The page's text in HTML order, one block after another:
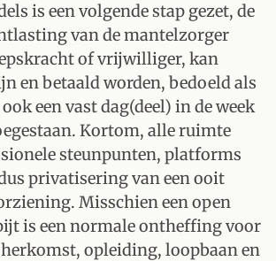
is een volgende stap gezet, de
van de mantelzorger
of vrijwilliger, kan
en betaald worden, bedoeld als
een vast dag(deel) in de week
Kortom, alle ruimte
steunpunten, platforms
privatisering van een ooit
Misschien een open
is een normale ontheffing voor
opleiding, loopbaan en